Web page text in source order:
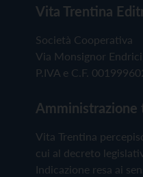
Vita Trentina
Società Cooperativa
Via Monsignor
P.IVA e C.F.
Amministrazione
Vita Trentina
cui al decreto
Indicazione resa ai